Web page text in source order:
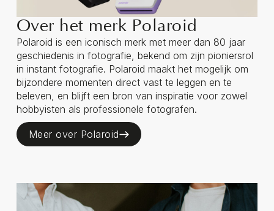
Over het merk Polaroid
Polaroid is een iconisch merk met meer dan 80 jaar
geschiedenis in fotografie, bekend om zijn pioniersrol
in instant fotografie. Polaroid maakt het mogelijk om
bijzondere momenten direct vast te leggen en te
beleven, en blijft een bron van inspiratie voor zowel
hobbyisten als professionele fotografen.
Meer over Polaroid